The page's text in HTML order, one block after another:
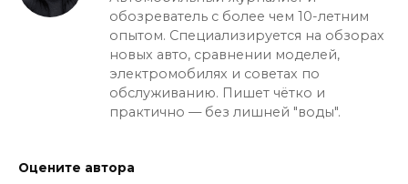
обозреватель с более чем 10-летним
опытом. Специализируется на обзорах
новых авто, сравнении моделей,
электромобилях и советах по
обслуживанию. Пишет чётко и
практично — без лишней "воды".
Оцените автора